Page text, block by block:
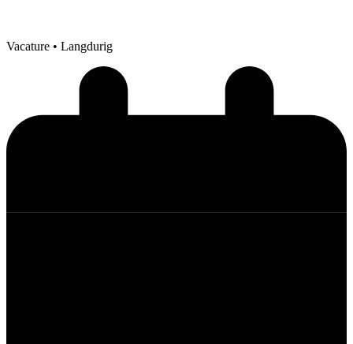
Vacature • Langdurig